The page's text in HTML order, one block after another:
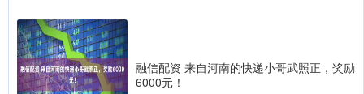
融信配资 来自河南的快递小哥武照正，奖励
6000元！